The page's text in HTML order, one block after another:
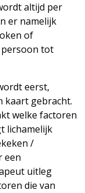
altijd per
er namelijk
of
persoon tot
eerst,
kaart gebracht.
welke factoren
lichamelijk
/
een
uitleg
die van